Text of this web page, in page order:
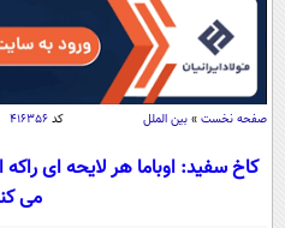
سواد
اقتصاد
خودرو
صفحه نخست » بین الملل کد ۴۱۶۳۵۶
کاخ سفید: اوباما هر لایحه ای
می